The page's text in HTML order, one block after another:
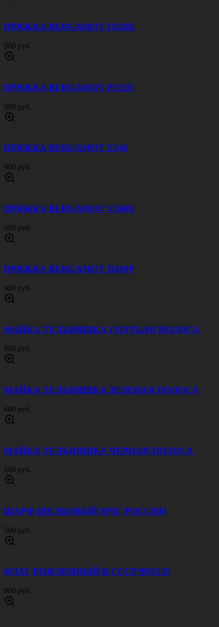
ПРЯЖКА BERGAMOT O258E
900 руб.
ПРЯЖКА BERGAMOT P132E
900 руб.
ПРЯЖКА BERGAMOT Z146
900 руб.
ПРЯЖКА BERGAMOT V260E
900 руб.
ПРЯЖКА BERGAMOT D260P
900 руб.
МАЙКА ТЕЛЬНЯШКА ГОЛУБАЯ ПОЛОСА
600 руб.
МАЙКА ТЕЛЬНЯШКА ЗЕЛЕНАЯ ПОЛОСА
600 руб.
МАЙКА ТЕЛЬНЯШКА ЧЕРНАЯ ПОЛОСА
600 руб.
ШАРФ ШЕЛКОВЫЙ МЧС РОССИИ
500 руб.
ФЛАГ РОЖДЕННЫЙ В СССР 90Х135
900 руб.